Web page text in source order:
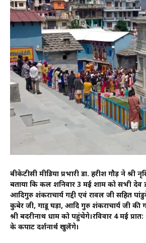
बीकेटीसी मीडिया प्रभारी डा. हरीश गौड़ ने श्री
बताया कि कल शनिवार 3 मई शाम को सभी देव
आदिगुरु शंकराचार्य गद्दी एवं रावल जी सहित
कुबेर जी, गाडू घड़ा, आदि गुरु शंकराचार्य जी की
श्री बदरीनाथ धाम को पहुंचेगे।रविवार 4 मई
के कपाट दर्शनार्थ खुलेंगे।